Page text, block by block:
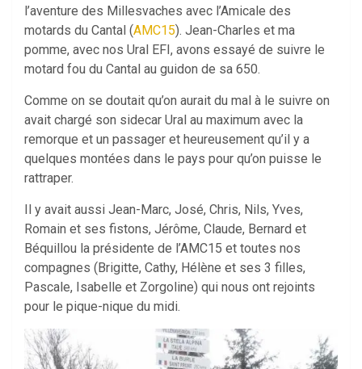
l’aventure des Millesvaches avec l’Amicale des
motards du Cantal (AMC15). Jean-Charles et ma
pomme, avec nos Ural EFI, avons essayé de suivre le
motard fou du Cantal au guidon de sa 650.
Comme on se doutait qu’on aurait du mal à le suivre on
avait chargé son sidecar Ural au maximum avec la
remorque et un passager et heureusement qu’il y a
quelques montées dans le pays pour qu’on puisse le
rattraper.
Il y avait aussi Jean-Marc, José, Chris, Nils, Yves,
Romain et ses fistons, Jérôme, Claude, Bernard et
Béquillou la présidente de l’AMC15 et toutes nos
compagnes (Brigitte, Cathy, Hélène et ses 3 filles,
Pascale, Isabelle et Zorgoline) qui nous ont rejoints
pour le pique-nique du midi.